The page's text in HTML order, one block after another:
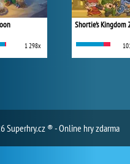
1 298x
Shortie's Kingdom
Superhry.cz ® - Online hry zdarma